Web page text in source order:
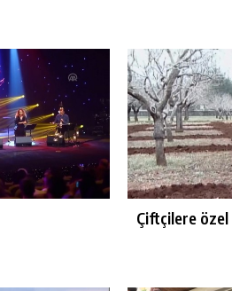
Çiftçilere